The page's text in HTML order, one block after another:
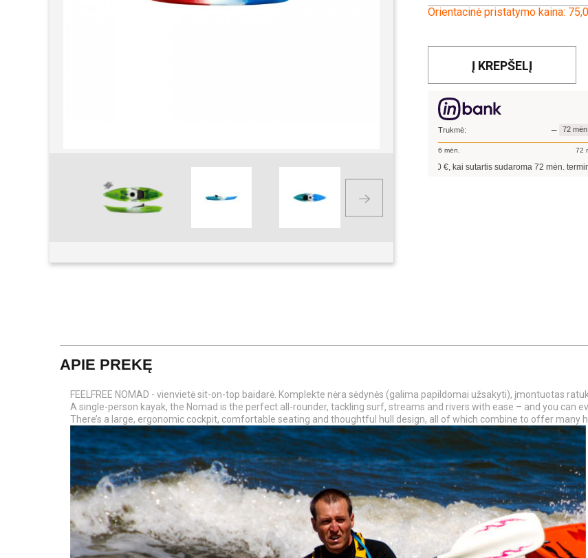
Padidinti
Orientacinė pristatymo kaina:
Į KREPŠELĮ
Trukmė: − 72 mėn.
6 mėn. 72
Pavyzdžiui, skolinantis €, kai sutartis sudaroma 72mėn. terminui, metinė
APIE PREKĘ
FEELFREE NOMAD - vienvietė sit-on-top baidarė. Komplekte nėra sėdynės (galima papildomai užsakyti), įmontuotas
A single-person kayak, the Nomad is the perfect all-rounder, tackling surf, streams and rivers with ease – and you can
There’s a large, ergonomic cockpit, comfortable seating and thoughtful hull design, all of which combine to offer many